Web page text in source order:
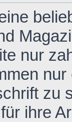
nur
zu
ihre